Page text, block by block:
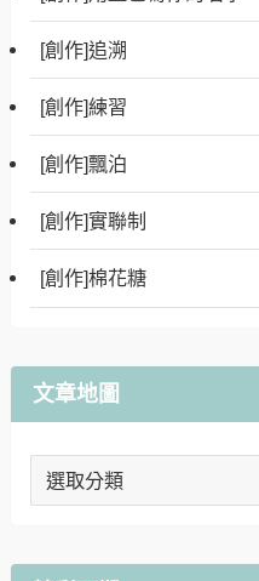
[創作]追溯
[創作]練習
[創作]飄泊
[創作]實聯制
[創作]棉花糖
文章地圖
文